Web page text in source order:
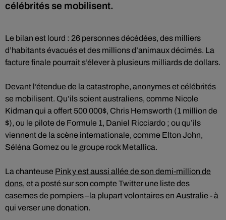
célébrités se mobilisent.
Le bilan est lourd : 26 personnes décédées, des milliers
d’habitants évacués et des millions d’animaux décimés. La
facture finale pourrait s’élever à plusieurs milliards de dollars.
Devant l’étendue de la catastrophe, anonymes et célébrités
se mobilisent. Qu’ils soient australiens, comme Nicole
Kidman qui a offert 500 000$, Chris Hemsworth (1 million de
$), ou le pilote de Formule 1, Daniel Ricciardo ; ou qu’ils
viennent de la scène internationale, comme Elton John,
Séléna Gomez ou le groupe rock Metallica.
La chanteuse Pink y est aussi allée de son demi-million de
dons, et a posté sur son compte Twitter une liste des
casernes de pompiers –la plupart volontaires en Australie - à
qui verser une donation.